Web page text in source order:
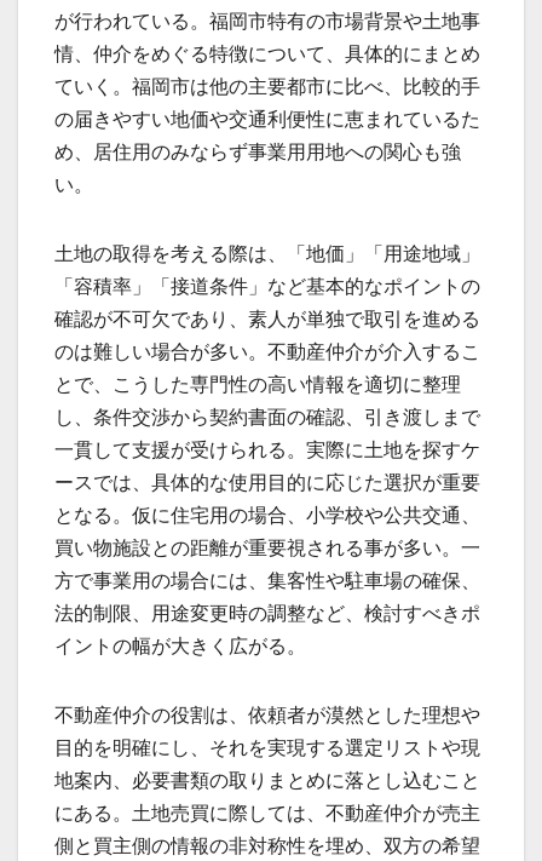
が行われている。福岡市特有の市場背景や土地事
情、仲介をめぐる特徴について、具体的にまとめ
ていく。福岡市は他の主要都市に比べ、比較的手
の届きやすい地価や交通利便性に恵まれているた
め、居住用のみならず事業用用地への関心も強
い。
土地の取得を考える際は、「地価」「用途地域」
「容積率」「接道条件」など基本的なポイントの
確認が不可欠であり、素人が単独で取引を進める
のは難しい場合が多い。不動産仲介が介入するこ
とで、こうした専門性の高い情報を適切に整理
し、条件交渉から契約書面の確認、引き渡しまで
一貫して支援が受けられる。実際に土地を探すケ
ースでは、具体的な使用目的に応じた選択が重要
となる。仮に住宅用の場合、小学校や公共交通、
買い物施設との距離が重要視される事が多い。一
方で事業用の場合には、集客性や駐車場の確保、
法的制限、用途変更時の調整など、検討すべきポ
イントの幅が大きく広がる。
不動産仲介の役割は、依頼者が漠然とした理想や
目的を明確にし、それを実現する選定リストや現
地案内、必要書類の取りまとめに落とし込むこと
にある。土地売買に際しては、不動産仲介が売主
側と買主側の情報の非対称性を埋め、双方の希望